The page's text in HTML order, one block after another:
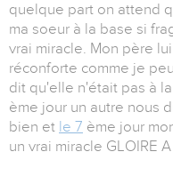
quelque part on attend
ma soeur à la base si
vrai miracle. Mon père
réconforte comme je
dit qu'elle n'était pas à
ème jour un autre nous
bien et le 7 ème jour
un vrai miracle GLOIRE